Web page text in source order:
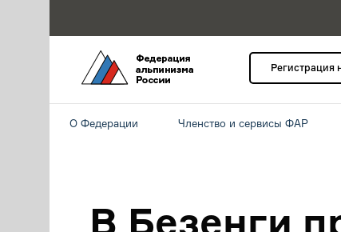
Регистрация
О Федерации Членство и сервисы ФАР
В Безенги